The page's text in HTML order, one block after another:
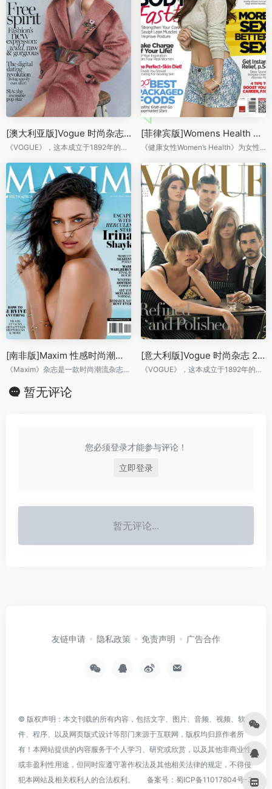
[澳大利亚版]Vogue 时尚杂志 2014年7月刊
《VOGUE》，这本成立于1892年的杂志是世界上历史悠久广受尊崇的一本时尚类杂志。杂志内容涉及时装、化妆、美容、健康、娱乐和艺术等各个方面，是一本综合性时尚生活杂志。
[菲律宾版]Womens Health 健康女性 2014年7月刊
《健康女性Women’s Health》为女性读者呈献涵盖健康、美容、生活、两性与情感以及饮食与营养等诸多内容。
[南非版]Maxim 性感时尚潮流杂志 2014年8月刊
《Maxim》杂志是一款时尚潮流杂志，maxim内容涵盖了音乐、体育、电视、电影、潮流名人等。
[意大利版]Vogue 时尚杂志 2014年7月刊
《VOGUE》，这本成立于1892年的杂志是世界上历史悠久广受尊崇的一本时尚类杂志。
暂无评论
您必须登录才能参与评论！
立即登录
暂无评论...
友链申请 隐私政策 免责声明 广告合作
© 版权声明：本文刊载的所有内容，包括文字、图片、音频、视频、软
件、程序、以及网页版式设计等部门来源于互联网，版权均归原作者所
有！本网站提供的内容服务于个人学习、研究或欣赏，以及其他非商业性
或非盈利性用途，但同时应遵守著作权法及其他相关法律的规定，不得侵
犯本网站及相关权利人的合法权利。
备案号： 蜀ICP备11017804号-3